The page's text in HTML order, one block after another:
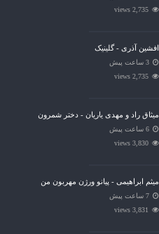
2,735 views
افشین آذری - گلینیک
3 ساعت پیش
2,735 views
میثاق راد و مهدی یاریان - دختر شمرون
6 ساعت پیش
3,830 views
میثم ابراهیمی - پیانو ورژن مهربون من
7 ساعت پیش
3,831 views